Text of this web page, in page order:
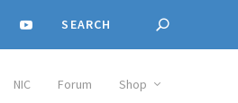
NIC Forum Shop